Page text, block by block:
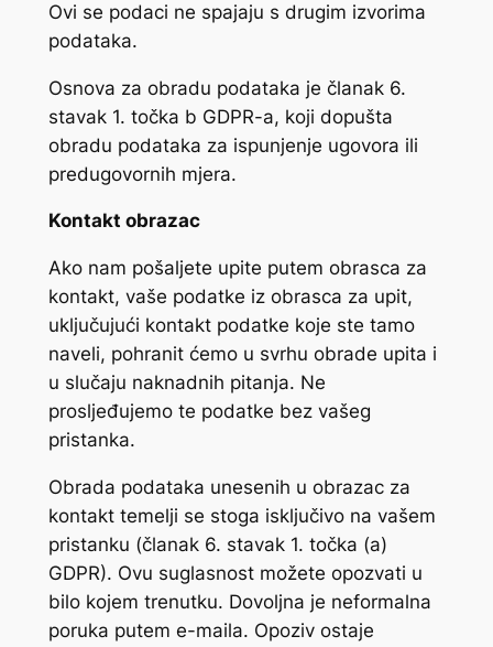
Ovi se podaci ne spajaju s drugim izvorima
podataka.
Osnova za obradu podataka je članak 6.
stavak 1. točka b GDPR-a, koji dopušta
obradu podataka za ispunjenje ugovora ili
predugovornih mjera.
Kontakt obrazac
Ako nam pošaljete upite putem obrasca za
kontakt, vaše podatke iz obrasca za upit,
uključujući kontakt podatke koje ste tamo
naveli, pohranit ćemo u svrhu obrade upita i
u slučaju naknadnih pitanja. Ne
prosljeđujemo te podatke bez vašeg
pristanka.
Obrada podataka unesenih u obrazac za
kontakt temelji se stoga isključivo na vašem
pristanku (članak 6. stavak 1. točka (a)
GDPR). Ovu suglasnost možete opozvati u
bilo kojem trenutku. Dovoljna je neformalna
poruka putem e-maila. Opoziv ostaje